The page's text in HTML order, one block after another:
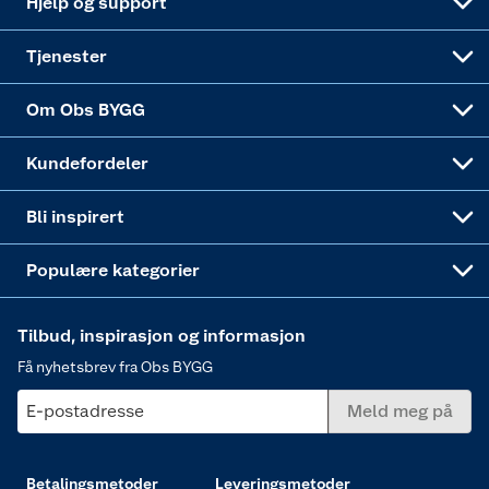
Tjenester
Om Obs BYGG
Kundefordeler
Bli inspirert
Populære kategorier
Tilbud, inspirasjon og informasjon
Få nyhetsbrev fra Obs BYGG
E-postadresse Meld meg på
Betalingsmetoder Leveringsmetoder